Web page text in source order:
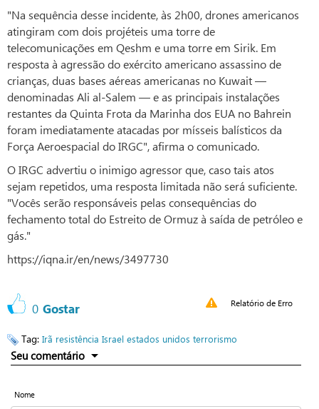
"Na sequência desse incidente, às 2h00, drones americanos
atingiram com dois projéteis uma torre de
telecomunicações em Qeshm e uma torre em Sirik. Em
resposta à agressão do exército americano assassino de
crianças, duas bases aéreas americanas no Kuwait —
denominadas Ali al-Salem — e as principais instalações
restantes da Quinta Frota da Marinha dos EUA no Bahrein
foram imediatamente atacadas por mísseis balísticos da
Força Aeroespacial do IRGC", afirma o comunicado.
O IRGC advertiu o inimigo agressor que, caso tais atos
sejam repetidos, uma resposta limitada não será suficiente.
"Vocês serão responsáveis pelas consequências do
fechamento total do Estreito de Ormuz à saída de petróleo e
gás."
https://iqna.ir/en/news/3497730
0 Gostar Relatório de Erro
Tag: Irã resistência Israel estados unidos terrorismo
Seu comentário
Nome